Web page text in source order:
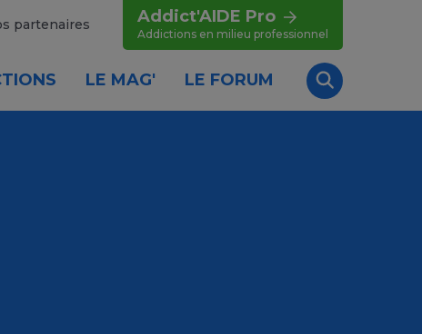
partenaires Addict'AIDE Pro
Addictions en milieu professionnel
LE MAG' LE FORUM
Recherche